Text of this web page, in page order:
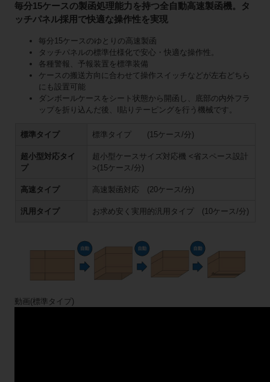
毎分15ケースの製函処理能力を持つ全自動高速製函機。タ
ッチパネル採用で快適な操作性を実現
毎分15ケースのゆとりの高速製函
タッチパネルの標準仕様化で安心・快適な操作性。
各種警報、予報装置を標準装備
ケースの搬送方向に合わせて操作スイッチなどが左右どちら
にも設置可能
ダンボールケースをシート状態から開函し、底部の内外フラ
ップを折り込んだ後、I貼りテーピングを行う機械です。
標準タイプ 標準タイプ (15ケース/分)
超小型対応タイ
プ
超小型ケースサイズ対応機 <省スペース設計
>(15ケース/分)
高速タイプ 高速製函対応 (20ケース/分)
汎用タイプ お求め安く実用的汎用タイプ (10ケース/分)
動画(標準タイプ)